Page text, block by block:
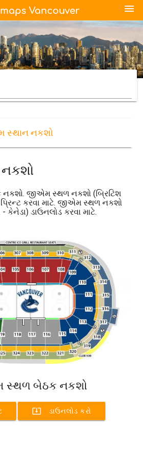
menu
સ્થાન નકશો
જીએમ સ્થળ નકશો (બ્રિટિશ
કરવા માટે. જીએમ સ્થળ નકશો
કેનેડા) ડાઉનલોડ કરવા માટે.
સ્થળ બેઠક નકશો
system_update_alt ડાઉનલોડ કરો